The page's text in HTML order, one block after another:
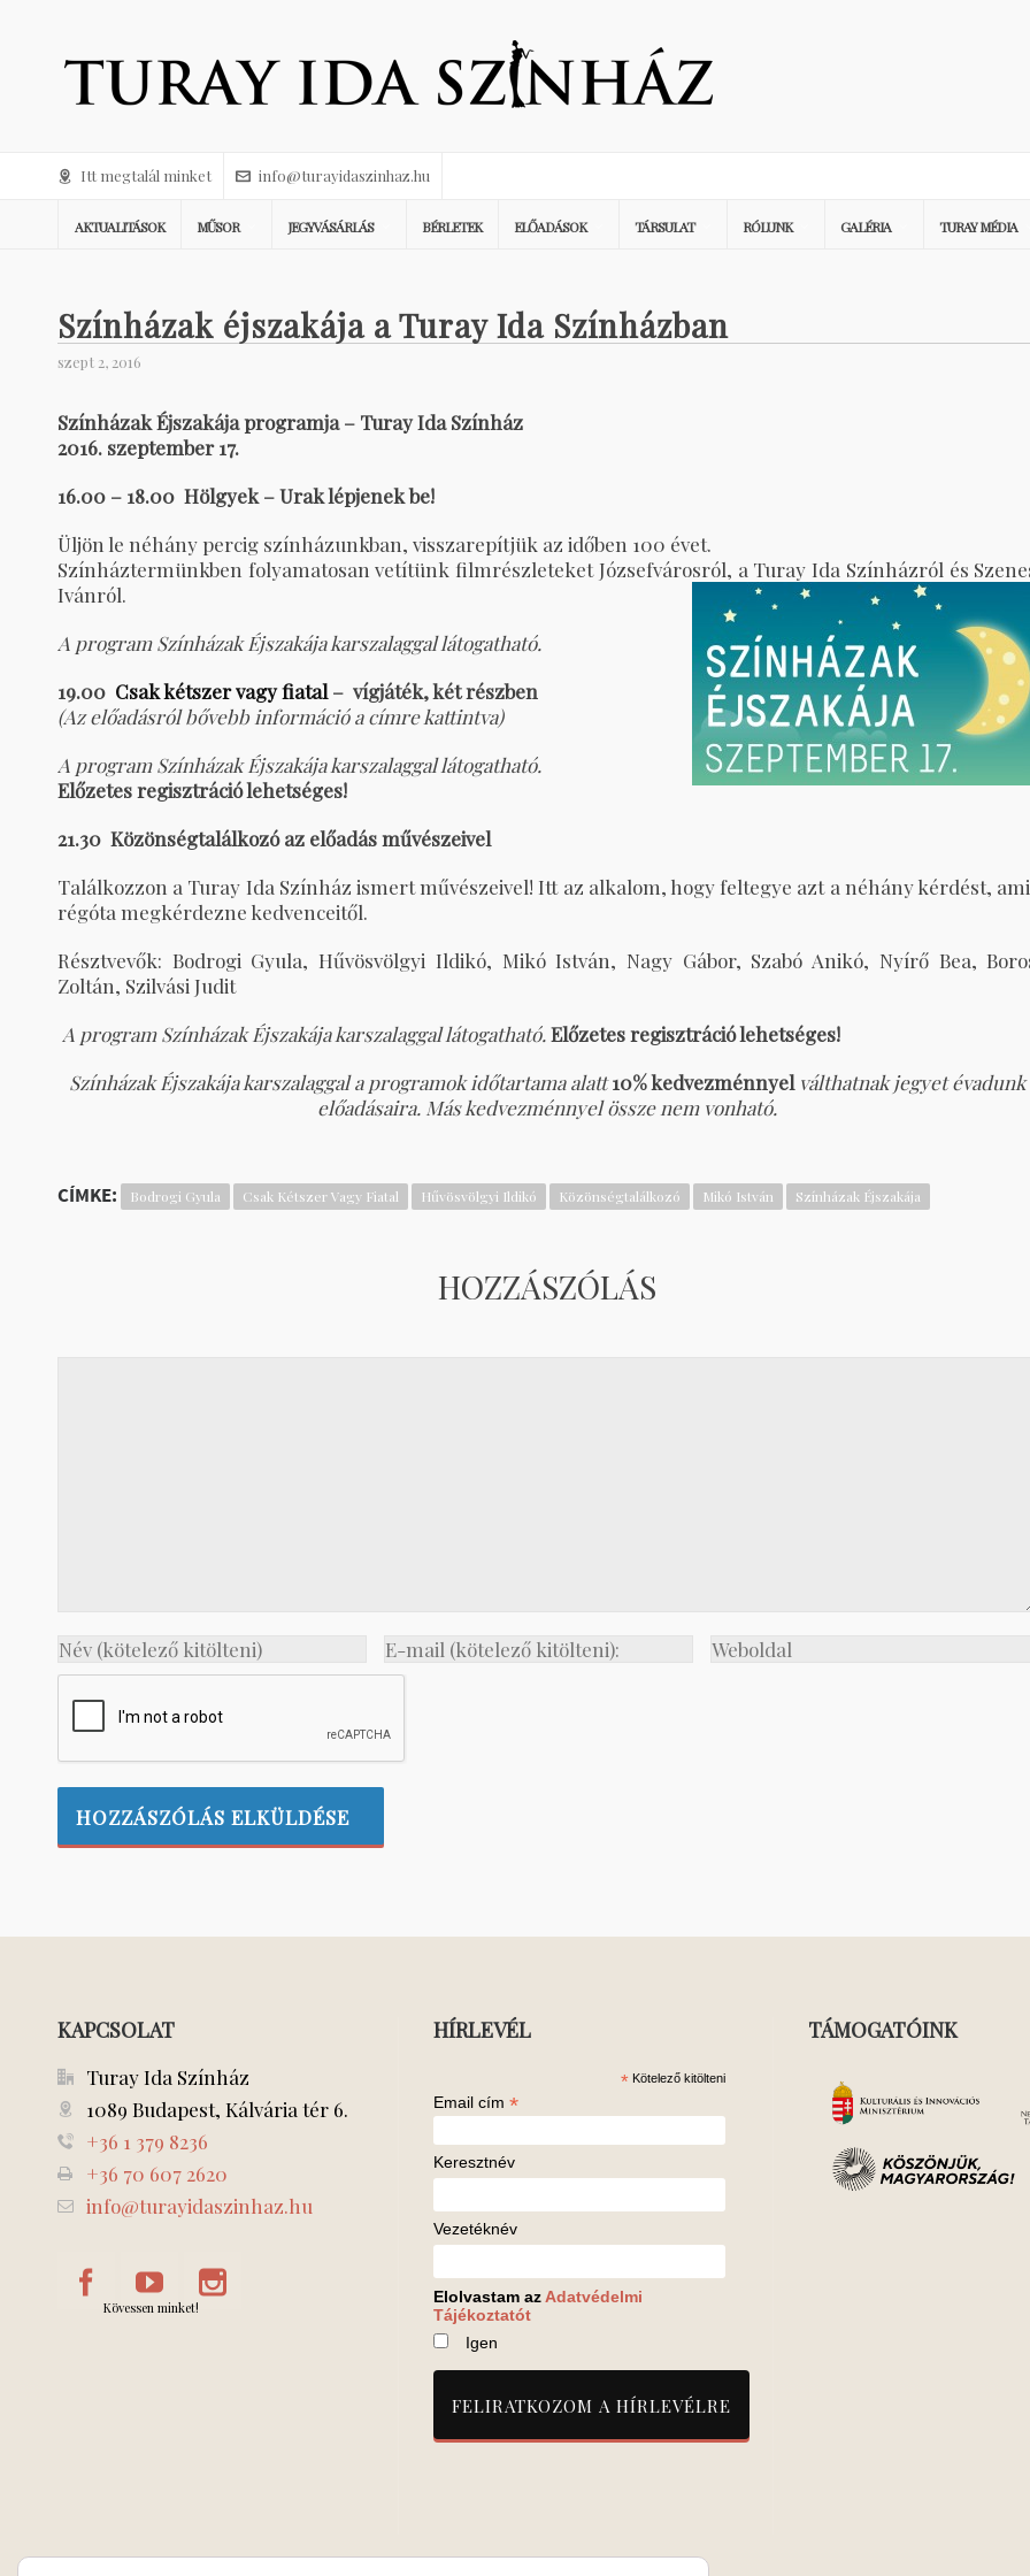
Itt megtalál minket info@turayidaszinhaz.hu
AKTUALITÁSOK MŰSOR JEGYVÁSÁRLÁS BÉRLETEK ELŐADÁSOK TÁRSULAT RÓLUNK GALÉRIA TURAY MÉDIA
Színházak éjszakája a Turay Ida Színházban
szept 2, 2016
Színházak Éjszakája programja – Turay Ida Színház
2016. szeptember 17.
16.00 – 18.00 Hölgyek – Urak lépjenek be!
Üljön le néhány percig színházunkban, visszarepítjük az időben 100 évet.
Színháztermünkben folyamatosan vetítünk filmrészleteket Józsefvárosról, a Turay Ida Színházról és
Ivánról.
A program Színházak Éjszakája karszalaggal látogatható.
19.00 Csak kétszer vagy fiatal – vígjáték, két részben
(Az előadásról bővebb információ a címre kattintva)
A program Színházak Éjszakája karszalaggal látogatható.
Előzetes regisztráció lehetséges!
21.30 Közönségtalálkozó az előadás művészeivel
Találkozzon a Turay Ida Színház ismert művészeivel! Itt az alkalom, hogy feltegye azt a néhány kérdést,
régóta megkérdezne kedvenceitől.
Résztvevők: Bodrogi Gyula, Hűvösvölgyi Ildikó, Mikó István, Nagy Gábor, Szabó Anikó, Nyírő Bea,
Zoltán, Szilvási Judit
A program Színházak Éjszakája karszalaggal látogatható.Előzetes regisztráció lehetséges!
Színházak Éjszakája karszalaggal a programok időtartama alatt10% kedvezménnyel válthatnak jegyet évadunk
előadásaira. Más kedvezménnyel össze nem vonható.
CÍMKE: Bodrogi Gyula Csak Kétszer Vagy Fiatal Hűvösvölgyi Ildikó Közönségtalálkozó Mikó István Színházak Éjszakája
HOZZÁSZÓLÁS
KAPCSOLAT
Turay Ida Színház
1089 Budapest, Kálvária tér 6.
+36 1 379 8236
+36 70 607 2620
info@turayidaszinhaz.hu
Kövessen minket!
HÍRLEVÉL
* Kötelező kitölteni
Email cím *
Keresztnév
Vezetéknév
Elolvastam az Adatvédelmi
Tájékoztatót
Igen
TÁMOGATÓINK